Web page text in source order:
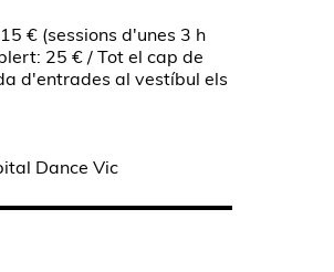
€ (sessions d'unes 3 h
25 € / Tot el cap de
d'entrades al vestíbul els
Dance Vic